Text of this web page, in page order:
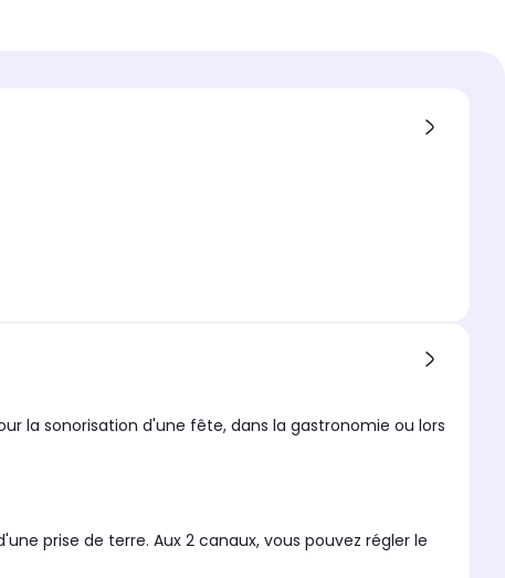
la sonorisation d'une fête, dans la gastronomie ou lors
prise de terre. Aux 2 canaux, vous pouvez régler le